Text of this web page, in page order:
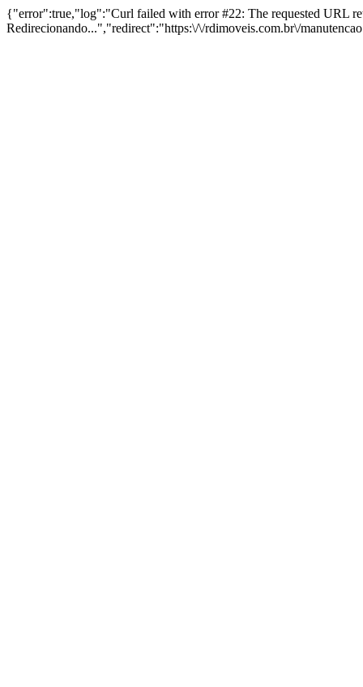
{"error":true,"log":"Curl failed with error #22: The requested URL
Redirecionando...","redirect":"https:\/\/rdimoveis.com.br\/